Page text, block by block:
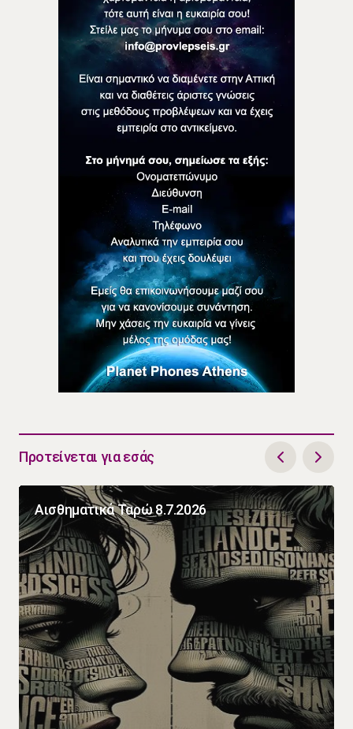
Προτείνεται για εσάς
Αισθηματικά Ταρώ 8.7.2026